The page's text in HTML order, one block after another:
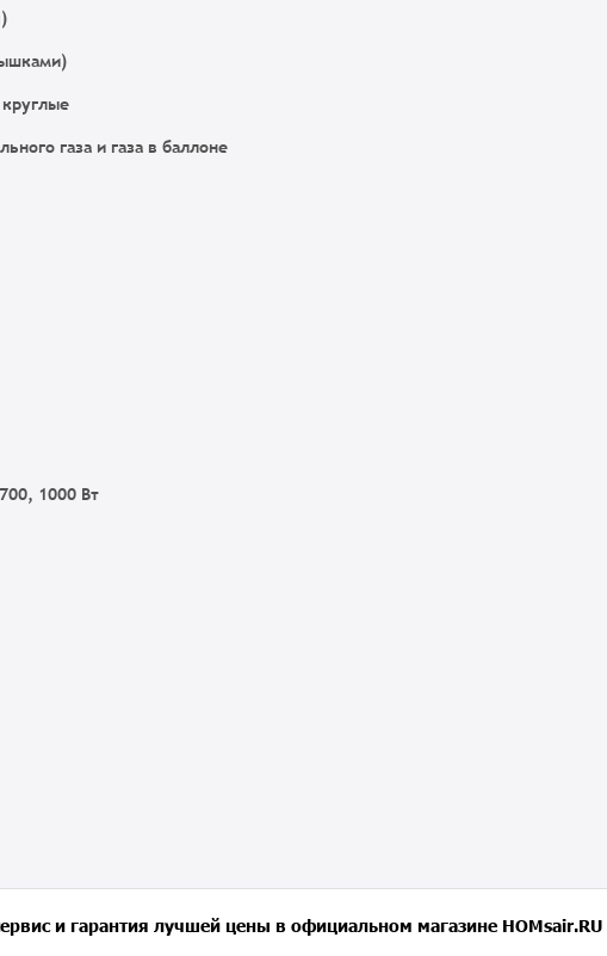
газа и газа в баллоне
1000 Вт
и гарантия лучшей цены в официальном магазине HOMsair.RU